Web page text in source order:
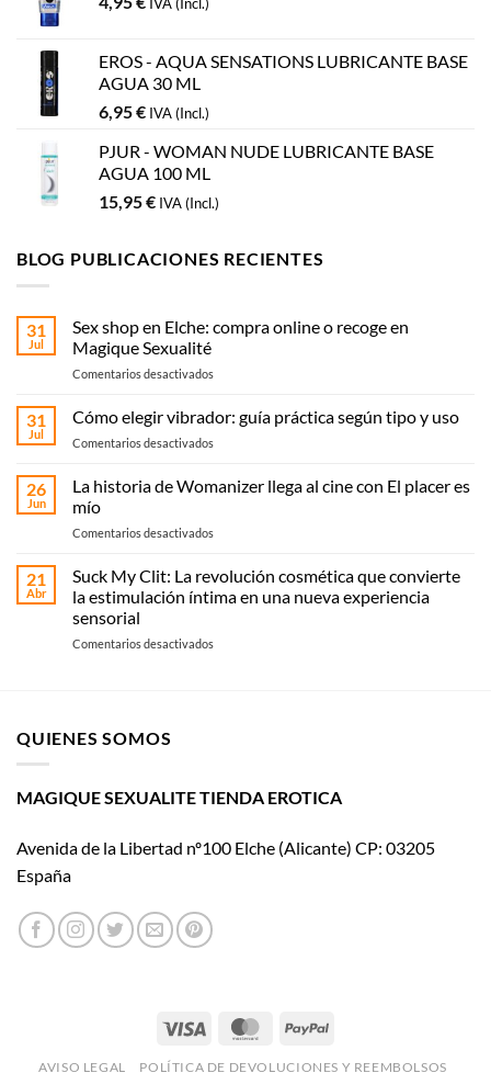
IVA (Incl.)
EROS - AQUA SENSATIONS LUBRICANTE BASE
AGUA 30 ML
6,95€ IVA (Incl.)
PJUR - WOMAN NUDE LUBRICANTE BASE
AGUA 100 ML
15,95€ IVA (Incl.)
BLOG PUBLICACIONES RECIENTES
31
Jul
Sex shop en Elche: compra online o recoge en
Magique Sexualité
Comentarios desactivadosen
shop
en
Elche:
online
en
Sexualité
31
Jul
Cómo elegir vibrador: guía práctica según tipo y uso
Comentarios desactivadosen
elegir
vibrador:
práctica
tipo
26
Jun
La historia de Womanizer llega al cine con El placer es
mío
Comentarios desactivadosen
historia
de
Womanizer
al
21
Abr
Suck My Clit: La revolución cosmética que convierte
la estimulación íntima en una nueva experiencia
sensorial
Comentarios desactivadosen
convierte
íntima
QUIENES SOMOS
MAGIQUE SEXUALITE TIENDA EROTICA
Avenida de la Libertad nº100 Elche (Alicante) CP: 03205
España
Visa MasterCardPayPal
AVISO LEGAL POLÍTICA DE DEVOLUCIONES Y REEMBOLSOS